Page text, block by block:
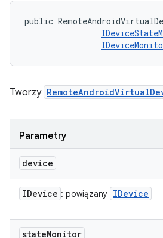
public
Tworzy
Parametry
device
IDevice : powiązany IDevice
stateMonitor